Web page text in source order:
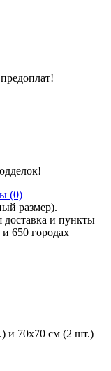
(0)
размер).
доставка и пункты
650 городах
и 70х70 см (2 шт.)